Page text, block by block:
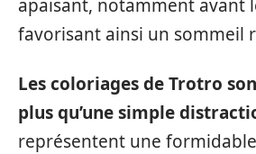
apaisant, notamment avant
favorisant ainsi un sommeil
Les coloriages de Trotro
plus qu’une simple
représentent une